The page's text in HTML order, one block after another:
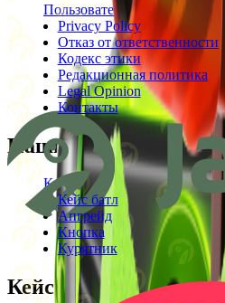
Пользовательское соглашение
Privacy Policy
Отказ от ответственности
Кодекс этики
Редакционная политика
Legal Opinion
Контакты
Наши режимы
Кейсы
Кейс батл
Апгрейд
Кнопка
Курятник
Кейсы